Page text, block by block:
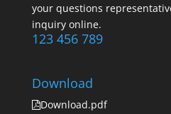
your questions
inquiry online.
123 456 789
Download
Download.pdf